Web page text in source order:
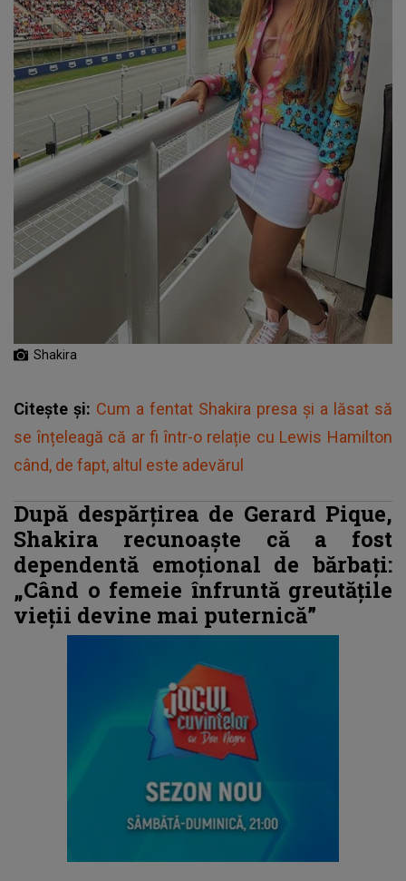
Shakira
Citește și: Cum a fentat Shakira presa și a lăsat să
se înțeleagă că ar fi într-o relație cu Lewis Hamilton
când, de fapt, altul este adevărul
După despărțirea de Gerard Pique,
Shakira recunoaște că a fost
dependentă emoțional de bărbați:
„Când o femeie înfruntă greutățile
vieții devine mai puternică”